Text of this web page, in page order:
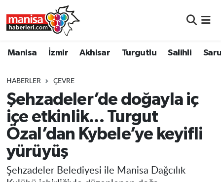
Manisa İzmir Akhisar Turgutlu Salihli
HABERLER ÇEVRE
Şehzadeler’de doğayla iç
içe etkinlik... Turgut
Özal’dan Kybele’ye keyifli
yürüyüş
Şehzadeler Belediyesi ile Manisa Dağcılık
Turgutlu
Salihli
Manisa Nöbetçi Eczaneler
Manisa Trafik Yoğunluk Haritası
Süper Lig Puan Durumu ve Fikstür